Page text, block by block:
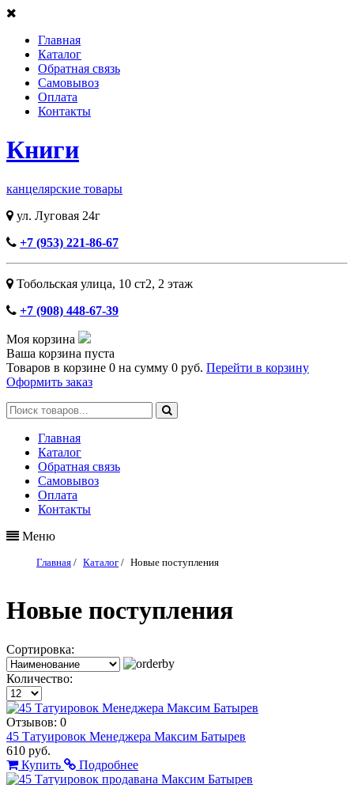
Главная
Каталог
Обратная связь
Самовывоз
Оплата
Контакты
Книги
канцелярские товары
ул. Луговая 24г
+7 (953) 221-86-67
Тобольская улица, 10 ст2, ​2 этаж
+7 (908) 448-67-39
Моя корзина
Ваша корзина пуста
Товаров в корзине 0 на сумму 0 руб. Перейти в корзину
Оформить заказ
Главная
Каталог
Обратная связь
Самовывоз
Оплата
Контакты
Меню
Главная / Каталог / Новые поступления
Новые поступления
Сортировка:
Количество:
Отзывов: 0
45 Татуировок Менеджера Максим Батырев
610 руб.
Купить
Подробнее